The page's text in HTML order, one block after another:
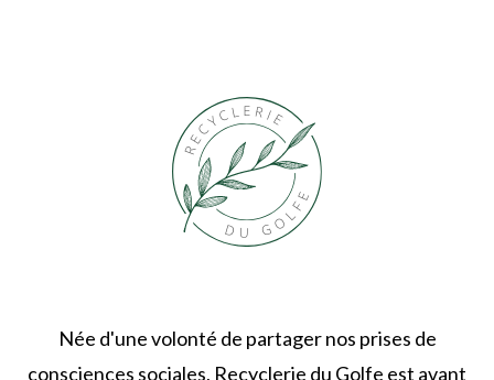
Née d'une volonté de partager nos prises de
consciences sociales, Recyclerie du Golfe est avant